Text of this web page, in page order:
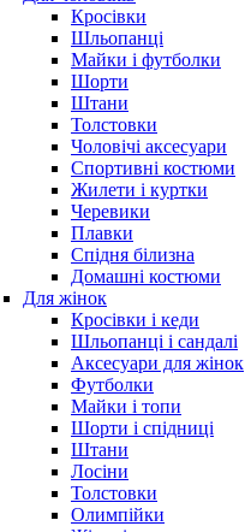
Кросівки
Шльопанці
Майки і футболки
Шорти
Штани
Толстовки
Чоловічі аксесуари
Спортивні костюми
Жилети і куртки
Черевики
Плавки
Спідня білизна
Домашні костюми
Для жінок
Кросівки і кеди
Шльопанці і сандалі
Аксесуари для жінок
Футболки
Майки і топи
Шорти і спідниці
Штани
Лосіни
Толстовки
Олимпійки